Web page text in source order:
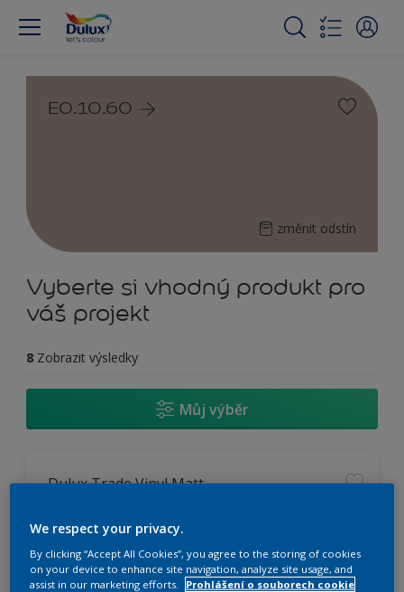
E0.10.60
změnit odstín
Vyberte si vhodný produkt pro
váš projekt
8 Zobrazit výsledky
Můj výběr
Dulux Trade Vinyl Matt
Omyvatelný
Vysoká otěruodolnost
Extrémní vydatnost
We respect your privacy.
By clicking “Accept All Cookies”, you agree to the storing of cookies
on your device to enhance site navigation, analyze site usage, and
assist in our marketing efforts.
Prohlášení o souborech cookie